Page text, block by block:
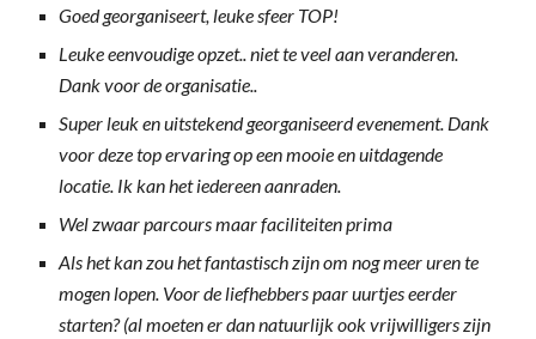
Goed georganiseert, leuke sfeer TOP!
Leuke eenvoudige opzet.. niet te veel aan veranderen.
Dank voor de organisatie..
Super leuk en uitstekend georganiseerd evenement. Dank
voor deze top ervaring op een mooie en uitdagende
locatie. Ik kan het iedereen aanraden.
Wel zwaar parcours maar faciliteiten prima
Als het kan zou het fantastisch zijn om nog meer uren te
mogen lopen. Voor de liefhebbers paar uurtjes eerder
starten? (al moeten er dan natuurlijk ook vrijwilligers zijn